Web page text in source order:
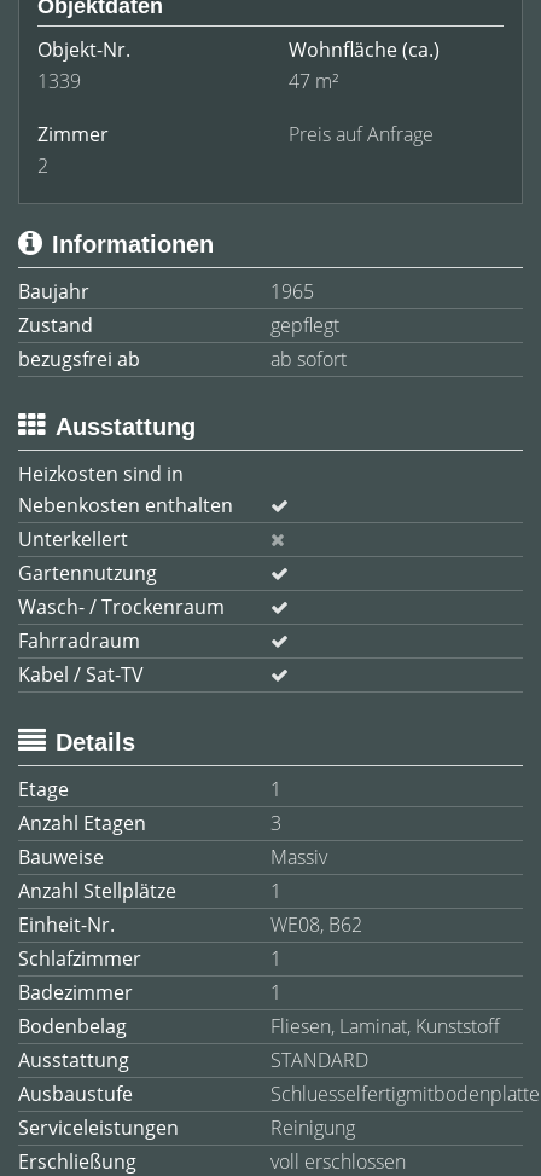
Objektdaten
Objekt-Nr.
1339
Wohnfläche(ca.)
47 m²
Zimmer
2
Preis auf Anfrage
Informationen
Baujahr
1965
Zustand
gepflegt
bezugsfrei ab
ab sofort
Ausstattung
Heizkosten sind in
Nebenkosten enthalten
Unterkellert
Gartennutzung
Wasch- / Trockenraum
Fahrradraum
Kabel / Sat-TV
Details
Etage
1
Anzahl Etagen
3
Bauweise
Massiv
Anzahl Stellplätze
1
Einheit-Nr.
WE08, B62
Schlafzimmer
1
Badezimmer
1
Bodenbelag
Fliesen, Laminat, Kunststoff
Ausstattung
STANDARD
Ausbaustufe
Schluesselfertigmitbodenplatte
Serviceleistungen
Reinigung
Erschließung
voll erschlossen